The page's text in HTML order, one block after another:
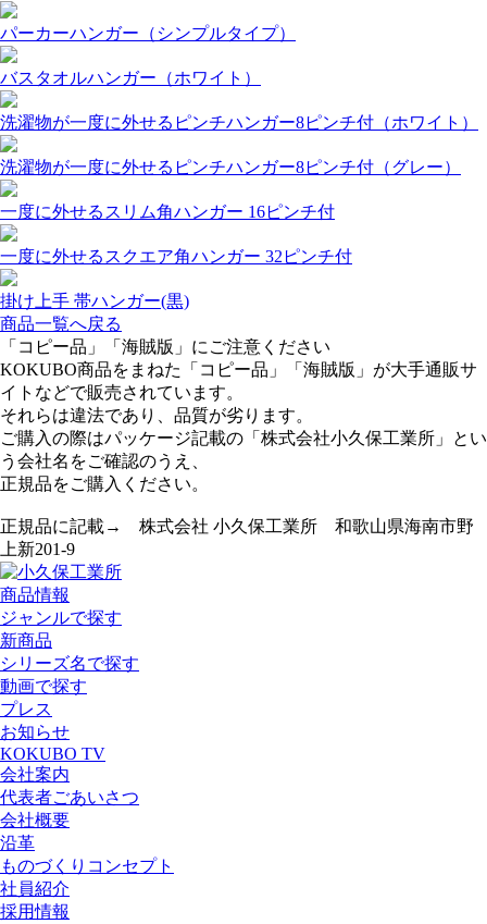
パーカーハンガー（シンプルタイプ）
バスタオルハンガー（ホワイト）
洗濯物が一度に外せるピンチハンガー8ピンチ付（ホワイト）
洗濯物が一度に外せるピンチハンガー8ピンチ付（グレー）
一度に外せるスリム角ハンガー 16ピンチ付
一度に外せるスクエア角ハンガー 32ピンチ付
掛け上手 帯ハンガー(黒)
商品一覧へ戻る
「コピー品」「海賊版」にご注意ください
KOKUBO商品をまねた「コピー品」「海賊版」が大手通販サ
イトなどで販売されています。
それらは違法であり、品質が劣ります。
ご購入の際はパッケージ記載の「株式会社小久保工業所」とい
う会社名をご確認のうえ、
正規品をご購入ください。
正規品に記載→ 株式会社 小久保工業所 和歌山県海南市野
上新201-9
商品情報
ジャンルで探す
新商品
シリーズ名で探す
動画で探す
プレス
お知らせ
KOKUBO TV
会社案内
代表者ごあいさつ
会社概要
沿革
ものづくりコンセプト
社員紹介
採用情報